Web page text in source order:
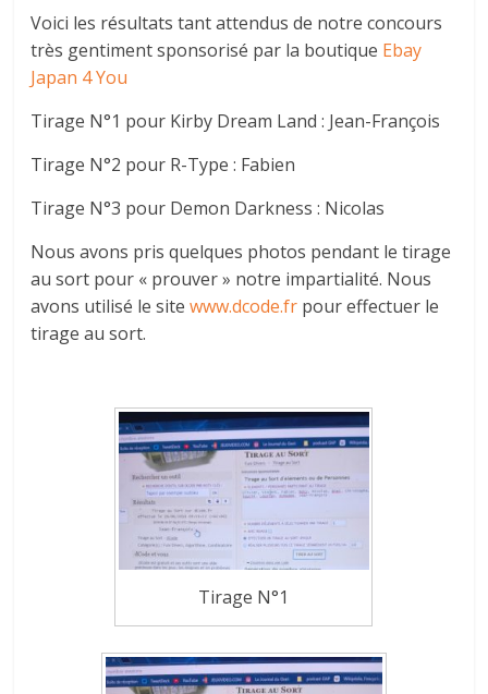
Voici les résultats tant attendus de notre concours
très gentiment sponsorisé par la boutique Ebay
Japan 4 You
Tirage N°1 pour Kirby Dream Land : Jean-François
Tirage N°2 pour R-Type : Fabien
Tirage N°3 pour Demon Darkness : Nicolas
Nous avons pris quelques photos pendant le tirage
au sort pour « prouver » notre impartialité. Nous
avons utilisé le sitewww.dcode.fr pour effectuer le
tirage au sort.
Tirage N°1